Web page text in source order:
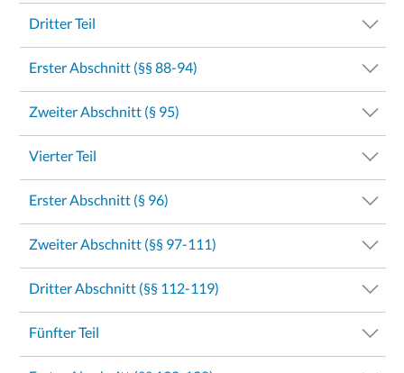
Dritter Teil
Erster Abschnitt (§§ 88-94)
Zweiter Abschnitt (§ 95)
Vierter Teil
Erster Abschnitt (§ 96)
Zweiter Abschnitt (§§ 97-111)
Dritter Abschnitt (§§ 112-119)
Fünfter Teil